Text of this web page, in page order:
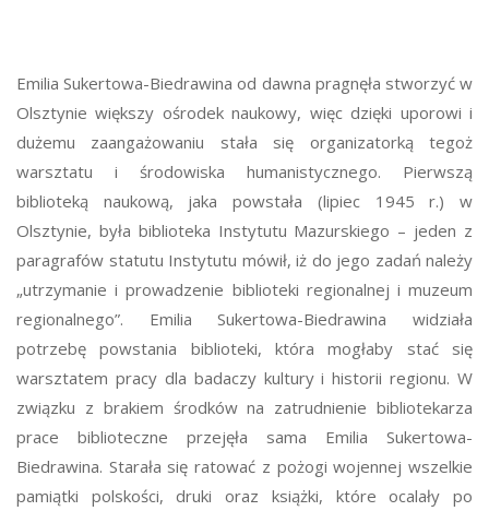
Emilia Sukertowa-Biedrawina od dawna pragnęła stworzyć w
Olsztynie większy ośrodek naukowy, więc dzięki uporowi i
dużemu zaangażowaniu stała się organizatorką tegoż
warsztatu i środowiska humanistycznego. Pierwszą
biblioteką naukową, jaka powstała (lipiec 1945 r.) w
Olsztynie, była biblioteka Instytutu Mazurskiego – jeden z
paragrafów statutu Instytutu mówił, iż do jego zadań należy
„utrzymanie i prowadzenie biblioteki regionalnej i muzeum
regionalnego”. Emilia Sukertowa-Biedrawina widziała
potrzebę powstania biblioteki, która mogłaby stać się
warsztatem pracy dla badaczy kultury i historii regionu. W
związku z brakiem środków na zatrudnienie bibliotekarza
prace biblioteczne przejęła sama Emilia Sukertowa-
Biedrawina. Starała się ratować z pożogi wojennej wszelkie
pamiątki polskości, druki oraz książki, które ocalały po